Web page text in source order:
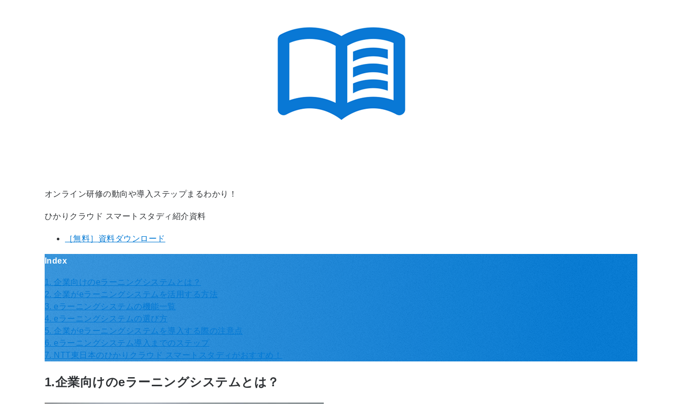
オンライン研修の動向や導入ステップまるわかり！
ひかりクラウド スマートスタディ紹介資料
［無料］資料ダウンロード
Index
1. 企業向けのeラーニングシステムとは？
2. 企業がeラーニングシステムを活用する方法
3. eラーニングシステムの機能一覧
4. eラーニングシステムの選び方
5. 企業がeラーニングシステムを導入する際の注意点
6. eラーニングシステム導入までのステップ
7. NTT東日本のひかりクラウド スマートスタディがおすすめ！
1.企業向けのeラーニングシステムとは？